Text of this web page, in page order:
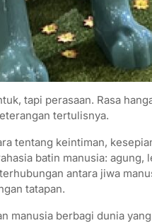
tapi perasaan. Rasa
tertulisnya.
tentang keintiman,
batin manusia:
antara jiwa
tatapan.
manusia berbagi dunia